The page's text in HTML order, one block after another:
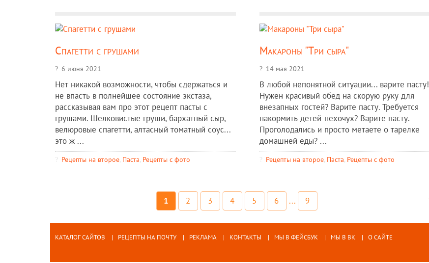
Спагетти с грушами
6 июня 2021
Нет никакой возможности, чтобы сдержаться и
не впасть в полнейшее состояние экстаза,
рассказывая вам про этот рецепт пасты с
грушами. Шелковистые груши, бархатный сыр,
велюровые спагетти, алтасный томатный соус...
это ж ...
Рецепты на второе, Паста, Рецепты c фото
Макароны "Три сыра"
14 мая 2021
В любой непонятной ситуации... варите пасту!
Нужен красивый обед на скорую руку для
внезапных гостей? Варите пасту. Требуется
накормить детей-нехочух? Варите пасту.
Проголодались и просто метаете о тарелке
домашней еды? ...
Рецепты на второе, Паста, Рецепты c фото
1 2 3 4 5 6 ... 9
КАТАЛОГ САЙТОВ РЕЦЕПТЫ НА ПОЧТУ РЕКЛАМА КОНТАКТЫ МЫ В ФЕЙСБУК МЫ В ВК О САЙТЕ